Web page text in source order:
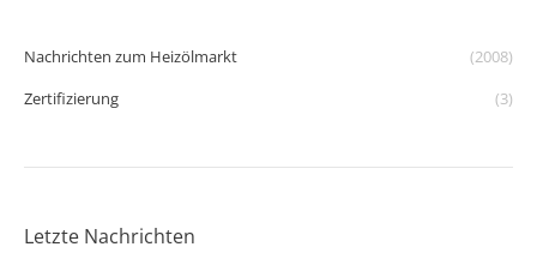
Nachrichten zum Heizölmarkt
(2008)
Zertifizierung
(3)
Letzte Nachrichten